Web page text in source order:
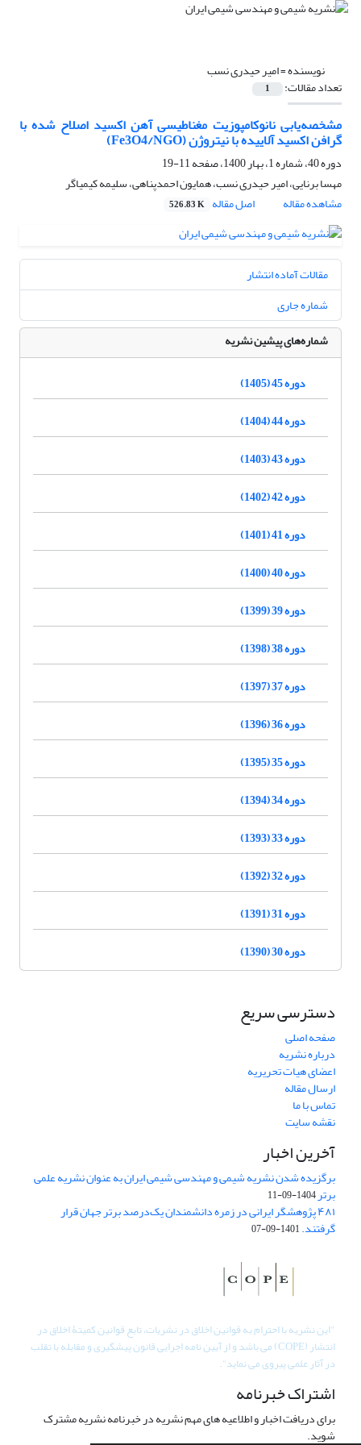
نویسنده =امیر حیدری نسب
تعداد مقالات: 1
مشخصه‌یابی نانوکامپوزیت مغناطیسی آهن اکسید اصلاح ‌شده با
گرافن اکسید آلاییده با نیتروژن (Fe3O4/NGO)
دوره 40، شماره 1، بهار 1400، صفحه
11-19
مهسا برنایی، امیر حیدری نسب، همایون احمدپناهی، سلیمه کیمیاگر
مشاهده مقاله
اصل مقاله 526.83 K
مقالات آماده انتشار
شماره جاری
شماره‌های پیشین نشریه
دوره 45 (1405)
دوره 44 (1404)
دوره 43 (1403)
دوره 42 (1402)
دوره 41 (1401)
دوره 40 (1400)
دوره 39 (1399)
دوره 38 (1398)
دوره 37 (1397)
دوره 36 (1396)
دوره 35 (1395)
دوره 34 (1394)
دوره 33 (1393)
دوره 32 (1392)
دوره 31 (1391)
دوره 30 (1390)
دسترسی سریع
صفحه اصلی
درباره نشریه
اعضای هیات تحریریه
ارسال مقاله
تماس با ما
نقشه سایت
آخرین اخبار
برگزیده شدن نشریه شیمی و مهندسی شیمی ایران به عنوان نشریه علمی
برتر1404-09-11
۴۸۱ پژوهشگر ایرانی در زمره دانشمندان یک‌درصد برتر جهان قرار
گرفتند.1401-09-07
"این نشریه با احترام به قوانین اخلاق در نشریات، تابع قوانین کمیتۀ اخلاق در
انتشار (COPE) می باشد و از آیین نامه اجرایی قانون پیشگیری و مقابله با تقلب
در آثار علمی پیروی می نماید".
اشتراک خبرنامه
برای دریافت اخبار و اطلاعیه های مهم نشریه در خبرنامه نشریه مشترک
شوید.